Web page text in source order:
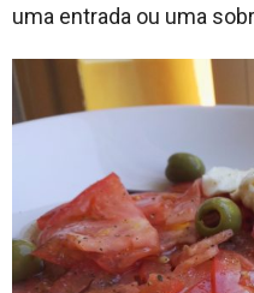
uma entrada ou uma